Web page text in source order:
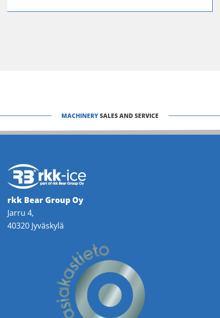
MACHINERYSALES AND SERVICE
rkk Bear Group Oy
Jarru 4,
40320 Jyväskylä